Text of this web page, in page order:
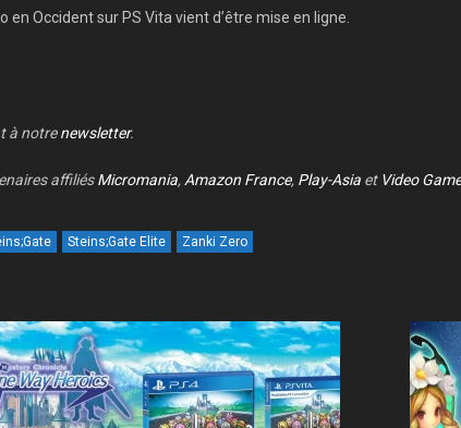
en Occident sur PS Vita vient d’être mise en ligne.
à notrenewsletter.
affiliésMicromania, Amazon France, Play-Asia et Video
Steins;Gate Elite Zanki Zero